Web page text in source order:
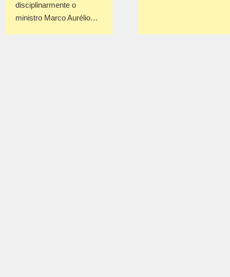
disciplinarmente o
ministro Marco Aurélio…